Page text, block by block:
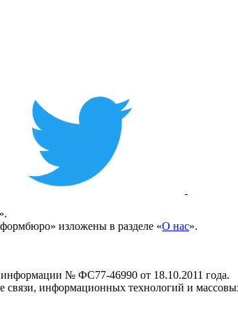
изложены в разделе «О нас».
информации № ФС77-46990 от 18.10.2011 года.
связи, информационных технологий и